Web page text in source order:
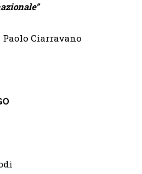
Paolo Ciarravano